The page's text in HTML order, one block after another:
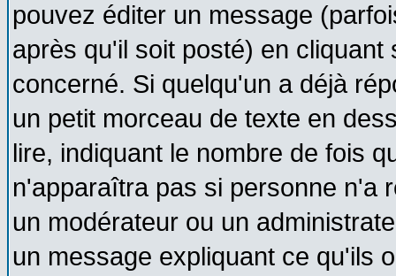
pouvez éditer un message
après qu'il soit posté) en
concerné. Si quelqu'un a déjà
un petit morceau de texte en
lire, indiquant le nombre de fois
n'apparaîtra pas si personne n'a
un modérateur ou un
un message expliquant ce qu'ils